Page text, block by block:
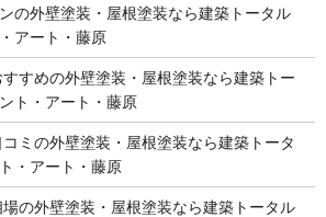
の外壁塗装・屋根塗装なら建築トータル
アート・藤原
すめの外壁塗装・屋根塗装なら建築トー
ト・アート・藤原
ミの外壁塗装・屋根塗装なら建築トータ
・アート・藤原
の外壁塗装・屋根塗装なら建築トータル